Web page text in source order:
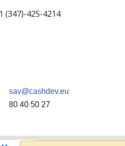
(347)-425-4214
sav@cashdev.eu
80 40 50 27